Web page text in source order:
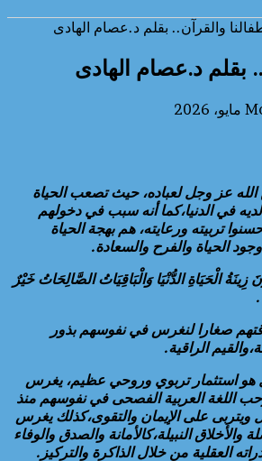
والقرآن.. بقلم د.عصام الهادى
بقلم د.عصام الهادى
عز وجل لعباده، حيث تصعب الحياة
في الدنيا،كما أنه سبب في دخولهم
تربيته ورعايته، هم بهجة الحياة
الحياة والفرح والسعادة.
زِينَةُ الْحَيَاةِ الدُّنْيَا وَالْبَاقِيَاتُ الصَّالِحَاتُ خَيْرٌ
صغارا لنغرس في نفوسهم بذور
الراقية.
هو استثمار تربوي وروحي عظيم، يغرس
وحب اللغة العربية الفصحى في نفوسهم منذ
ويتربى على الإيمان والتقوى،كذلك يغرس
النبيلة،كالأمانة والصدق والوفاء
العقلية من خلال الذاكرة والتركيز.